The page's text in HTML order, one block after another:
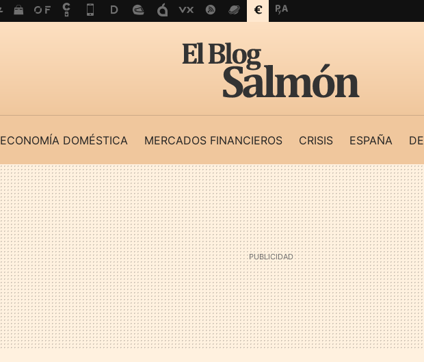
ECONOMÍA DOMÉSTICA MERCADOS FINANCIEROS CRISIS ESPAÑA